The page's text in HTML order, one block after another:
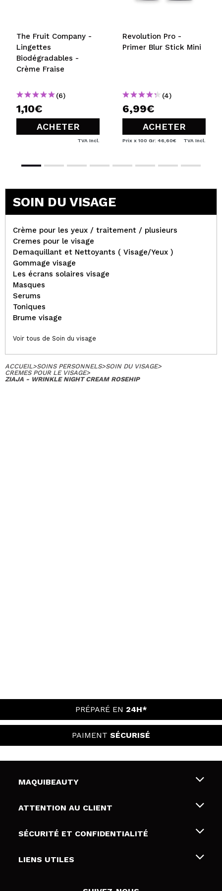
The Fruit Company -
Lingettes
Biodégradables -
Crème Fraise
(6)
1,10€
ACHETER
TVA Incl.
Revolution Pro -
Primer Blur Stick Mini
(4)
6,99€
ACHETER
Prix x 100 Gr: 46,60€ TVA Incl.
SOIN DU VISAGE
Crème pour les yeux / traitement / plusieurs
Cremes pour le visage
Demaquillant et Nettoyants ( Visage/Yeux )
Gommage visage
Les écrans solaires visage
Masques
Serums
Toniques
Brume visage
Voir tous de Soin du visage
ACCUEIL>SOINS PERSONNELS>SOIN DU VISAGE>
CREMES POUR LE VISAGE>
ZIAJA - WRINKLE NIGHT CREAM ROSEHIP
PRÉPARÉ EN 24H*
PAIMENT SÉCURISÉ
MAQUIBEAUTY
Qui sommes nous
Cartes-cadeaux
ATTENTION AU CLIENT
Livraison & retour
Modes de paiement
SÉCURITÉ ET CONFIDENTIALITÉ
Conditions et confidentialité
LIENS UTILES